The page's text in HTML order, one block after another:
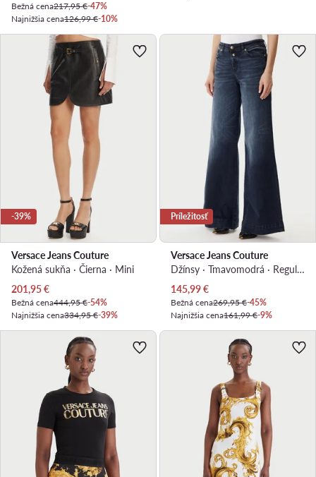
Bežná cena217,95 €-47%
Najnižšia cena126,99 €-10%
-39%
Versace Jeans Couture
Kožená sukňa · Čierna · Mini
Aktuálna cena
201,95€
Bežná cena444,95 €-54%
Najnižšia cena334,95 €-39%
Príležitosť
Versace Jeans Couture
Džínsy · Tmavomodrá · Regular fit
Aktuálna cena
145,99€
Bežná cena269,95 €-45%
Najnižšia cena161,99 €-9%